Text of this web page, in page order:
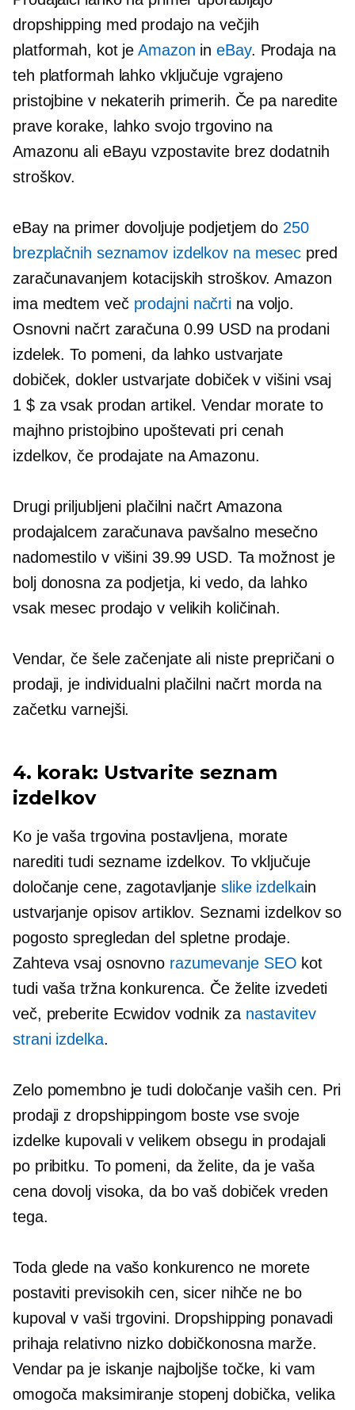
dropshipping med prodajo na večjih
platformah, kot jeAmazon ineBay. Prodaja na
teh platformah lahko vključuje vgrajeno
pristojbine v nekaterih primerih. Če pa naredite
prave korake, lahko svojo trgovino na
Amazonu ali eBayu vzpostavite brez dodatnih
stroškov.
eBay na primer dovoljuje podjetjem do 250
brezplačnih seznamov izdelkov na mesec pred
zaračunavanjem kotacijskih stroškov. Amazon
ima medtem več prodajni načrti na voljo.
Osnovni načrt zaračuna 0.99 USD na prodani
izdelek. To pomeni, da lahko ustvarjate
dobiček, dokler ustvarjate dobiček v višini vsaj
1 $ za vsak prodan artikel. Vendar morate to
majhno pristojbino upoštevati pri cenah
izdelkov, če prodajate na Amazonu.
Drugi priljubljeni plačilni načrt Amazona
prodajalcem zaračunava pavšalno mesečno
nadomestilo v višini 39.99 USD. Ta možnost je
bolj donosna za podjetja, ki vedo, da lahko
vsak mesec prodajo v velikih količinah.
Vendar, če šele začenjate ali niste prepričani o
prodaji, je individualni plačilni načrt morda na
začetku varnejši.
4. korak: Ustvarite seznam
izdelkov
Ko je vaša trgovina postavljena, morate
narediti tudi sezname izdelkov. To vključuje
določanje cene, zagotavljanje slike izdelkain
ustvarjanje opisov artiklov. Seznami izdelkov so
pogosto spregledan del spletne prodaje.
Zahteva vsaj osnovno razumevanje SEO kot
tudi vaša tržna konkurenca. Če želite izvedeti
več, preberite Ecwidov vodnik za nastavitev
strani izdelka.
Zelo pomembno je tudi določanje vaših cen. Pri
prodaji z dropshippingom boste vse svoje
izdelke kupovali v velikem obsegu in prodajali
po pribitku. To pomeni, da želite, da je vaša
cena dovolj visoka, da bo vaš dobiček vreden
tega.
Toda glede na vašo konkurenco ne morete
postaviti previsokih cen, sicer nihče ne bo
kupoval v vaši trgovini. Dropshipping ponavadi
prihaja relativno nizko dobičkonosnamarže.
Vendar pa je iskanje najboljše točke, ki vam
omogoča maksimiranje stopenj dobička, velika